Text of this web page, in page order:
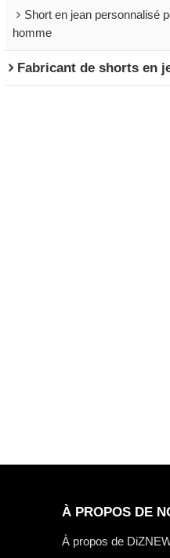
Short en jean personnalisé
homme
Fabricant de shorts en
À PROPOS DE
À propos de